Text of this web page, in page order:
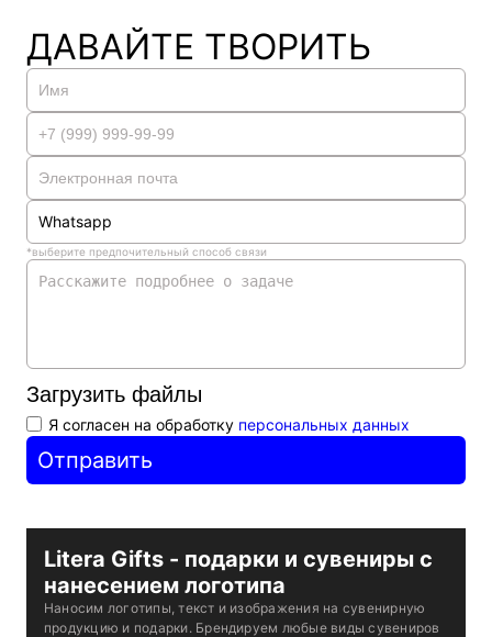
ДАВАЙТЕ ТВОРИТЬ
Whatsapp
Whatsapp
Telegram
*выберите предпочительный способ связи
Загрузить файлы
Я согласен на обработку персональных данных
Отправить
Litera Gifts - подарки и сувениры с
нанесением логотипа
Наносим логотипы, текст и изображения на сувенирную
продукцию и подарки. Брендируем любые виды сувениров